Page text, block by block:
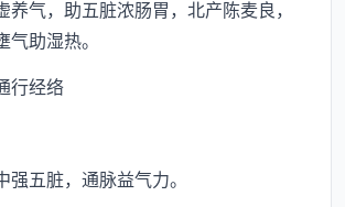
气，助五脏浓肠胃，北产陈麦良，
助湿热。
经络
五脏，通脉益气力。